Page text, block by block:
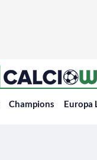
Champions Europa